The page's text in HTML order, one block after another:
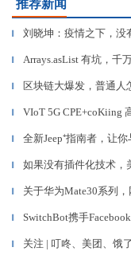
推荐新闻
▎ 刘晓坤：疫情之下，没
▎ Arrays.asList 有坑，千
▎ 区块链大爆发，普通人
▎ VIoT 5G CPE+coKiing
▎ 全新Jeep⁺指南者，让你
▎ 如果没有插件化技术，
▎ 关于华为Mate30系列
▎ SwitchBot携手
▎ 关注 | 叮咚、美团、饿